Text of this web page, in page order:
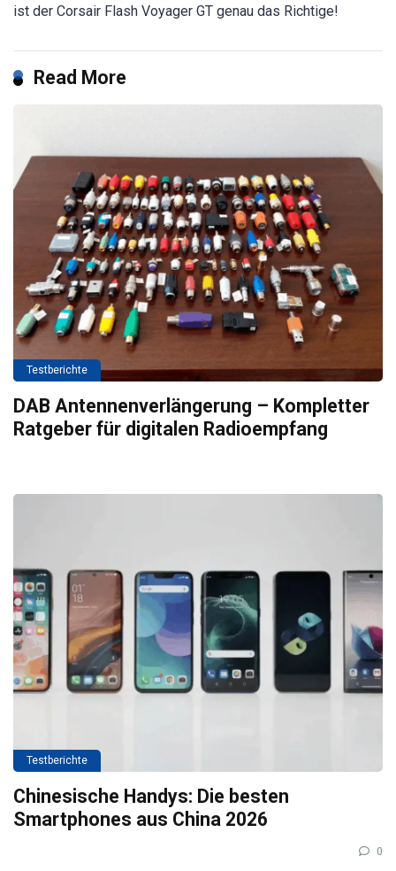
ist der Corsair Flash Voyager GT genau das Richtige!
Read More
Testberichte
DAB Antennenverlängerung – Kompletter
Ratgeber für digitalen Radioempfang
Testberichte
Chinesische Handys: Die besten
Smartphones aus China 2026
0